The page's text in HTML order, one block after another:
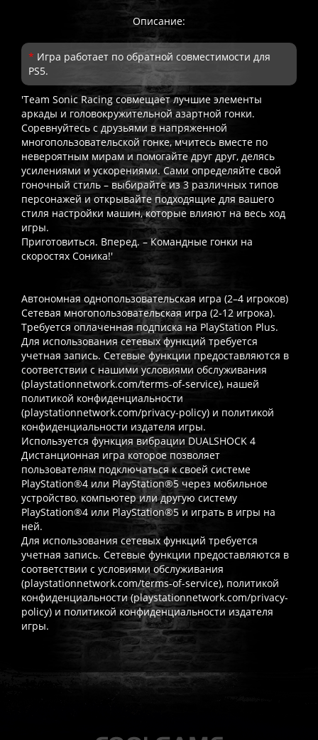
Описание:
* Игра работает по обратной совместимости для
PS5.
'Team Sonic Racing совмещает лучшие элементы
аркады и головокружительной азартной гонки.
Соревнуйтесь с друзьями в напряженной
многопользовательской гонке, мчитесь вместе по
невероятным мирам и помогайте друг друг, делясь
усилениями и ускорениями. Сами определяйте свой
гоночный стиль – выбирайте из 3 различных типов
персонажей и открывайте подходящие для вашего
стиля настройки машин, которые влияют на весь ход
игры.
Приготовиться. Вперед. – Командные гонки на
скоростях Соника!'
Автономная однопользовательская игра (2–4 игроков)
Сетевая многопользовательская игра (2-12 игрока).
Требуется оплаченная подписка на PlayStation Plus.
Для использования сетевых функций требуется
учетная запись. Сетевые функции предоставляются в
соответствии с нашими условиями обслуживания
(playstationnetwork.com/terms-of-service), нашей
политикой конфиденциальности
(playstationnetwork.com/privacy-policy) и политикой
конфиденциальности издателя игры.
Используется функция вибрации DUALSHOCK 4
Дистанционная игра которое позволяет
пользователям подключаться к своей системе
PlayStation®4 или PlayStation®5 через мобильное
устройство, компьютер или другую систему
PlayStation®4 или PlayStation®5 и играть в игры на
ней.
Для использования сетевых функций требуется
учетная запись. Сетевые функции предоставляются в
соответствии с условиями обслуживания
(playstationnetwork.com/terms-of-service), политикой
конфиденциальности (playstationnetwork.com/privacy-
policy) и политикой конфиденциальности издателя
игры.
Часто спрашивают